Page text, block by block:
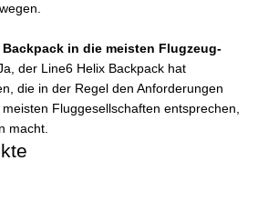
in die meisten Flugzeug-
der Line6 Helix Backpack hat
die in der Regel den Anforderungen
Fluggesellschaften entsprechen,
macht.